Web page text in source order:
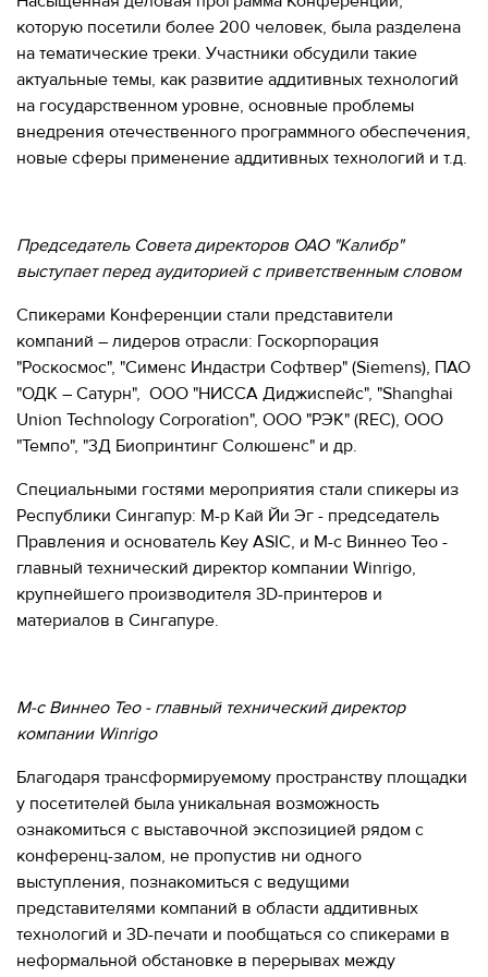
45-
55
СВАО,
ул.
Годовикова,
Алексеевская
Режим
9:00
-
18:00
Пн-
Чт.
9:00
-
Пт.
которую посетили более 200 человек, была разделена
на тематические треки. Участники обсудили такие
актуальные темы, как развитие аддитивных технологий
на государственном уровне, основные проблемы
внедрения отечественного программного обеспечения,
новые сферы применение аддитивных технологий и т.д.
Председатель Совета директоров ОАО "Калибр"
выступает перед аудиторией с приветственным словом
Спикерами Конференции стали представители
компаний – лидеров отрасли: Госкорпорация
"Роскосмос", "Сименс Индастри Софтвер" (Siemens), ПАО
"ОДК – Сатурн", ООО "НИССА Диджиспейс", "Shanghai
Union Technology Corporation", ООО "РЭК" (REC), ООО
"Темпо", "3Д Биопринтинг Солюшенс" и др.
Специальными гостями мероприятия стали спикеры из
Республики Сингапур: М-р Кай Йи Эг - председатель
Правления и основатель Key ASIC, и М-с Виннео Тео -
главный технический директор компании Winrigo,
крупнейшего производителя 3D-принтеров и
материалов в Сингапуре.
М-с Виннео Тео - главный технический директор
компании Winrigo
Благодаря трансформируемому пространству площадки
у посетителей была уникальная возможность
ознакомиться с выставочной экспозицией рядом с
конференц-залом, не пропустив ни одного
выступления, познакомиться с ведущими
представителями компаний в области аддитивных
технологий и 3D-печати и пообщаться со спикерами в
неформальной обстановке в перерывах между